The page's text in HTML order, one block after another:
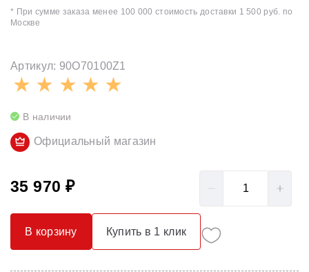
* При сумме заказа менее 100 000 стоимость доставки 1 500 руб. по
Москве
Артикул: 90O70100Z1
В наличии
Официальный магазин
35 970 ₽
В корзину Купить в 1 клик